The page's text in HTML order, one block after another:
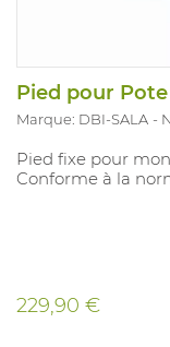
Pied pour
Marque: DBI-SALA
Pied fixe pour
Conforme à la
229,90 €